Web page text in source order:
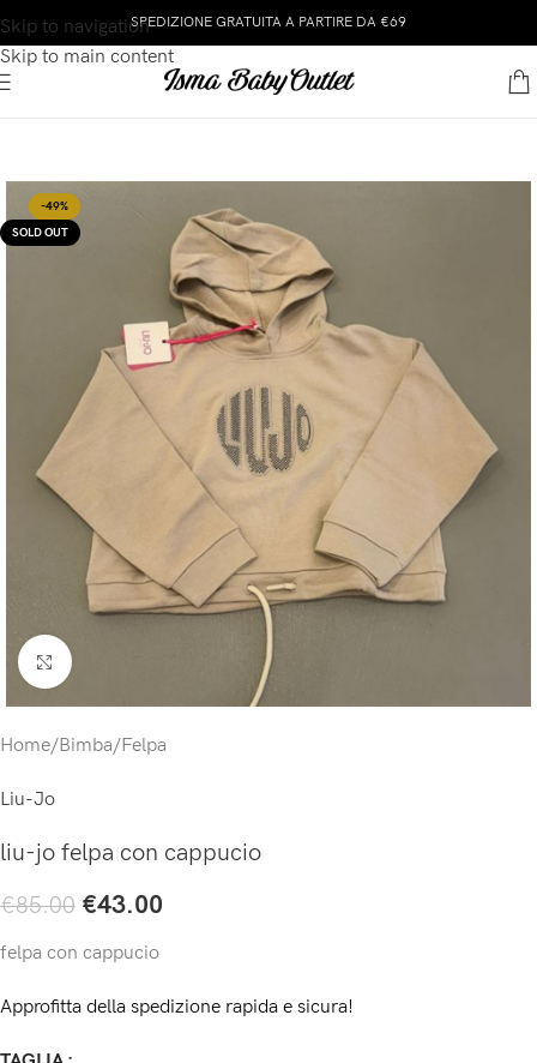
Skip to navigation
Skip to main content
SPEDIZIONE GRATUITA A PARTIRE DA €69
-49%
SOLD OUT
Click to enlarge
Home/Bimba/Felpa
Liu-Jo
liu-jo felpa con cappucio
€85.00 €43.00
felpa con cappucio
Approfitta della spedizione rapida e sicura!